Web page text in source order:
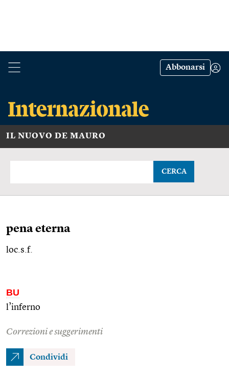
Abbonarsi
IL NUOVO DE MAURO
CERCA
pena eterna
loc.s.f.
BU
l’inferno
Correzioni e suggerimenti
Condividi